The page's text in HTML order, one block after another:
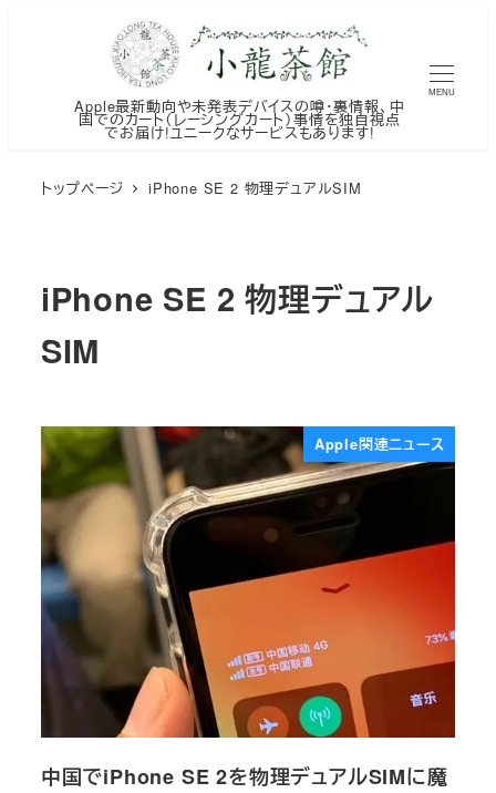
Apple最新動向や未発表デバイスの噂・裏情報、中
国でのカート（レーシングカート）事情を独自視点
でお届け!ユニークなサービスもあります!
MENU
トップページ iPhone SE 2 物理デュアルSIM
iPhone SE 2 物理デュアル
SIM
Apple関連ニュース
中国でiPhone SE 2を物理デュアルSIMに魔